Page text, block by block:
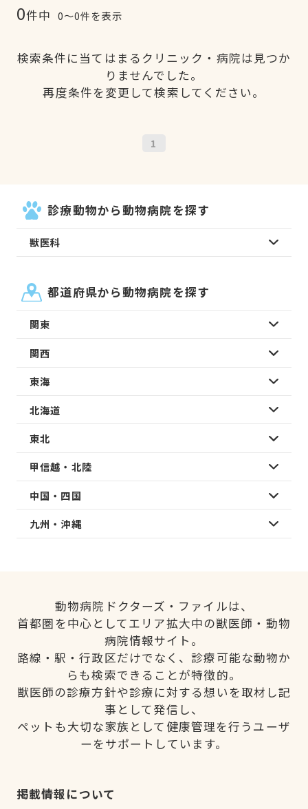
0件中 0〜0件を表示
検索条件に当てはまるクリニック・病院は見つか
りませんでした。
再度条件を変更して検索してください。
1
診療動物から動物病院を探す
獣医科
都道府県から動物病院を探す
関東
関西
東海
北海道
東北
甲信越・北陸
中国・四国
九州・沖縄
動物病院ドクターズ・ファイルは、
首都圏を中心としてエリア拡大中の獣医師・動物
病院情報サイト。
路線・駅・行政区だけでなく、診療可能な動物か
らも検索できることが特徴的。
獣医師の診療方針や診療に対する想いを取材し記
事として発信し、
ペットも大切な家族として健康管理を行うユーザ
ーをサポートしています。
掲載情報について